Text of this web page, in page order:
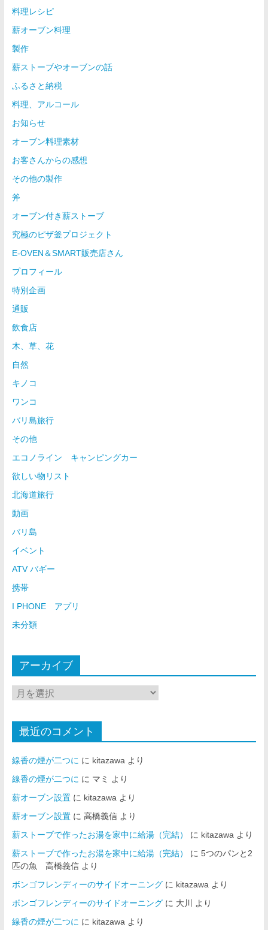
料理レシピ
薪オーブン料理
製作
薪ストーブやオーブンの話
ふるさと納税
料理、アルコール
お知らせ
オーブン料理素材
お客さんからの感想
その他の製作
斧
オーブン付き薪ストーブ
究極のピザ釜プロジェクト
E-OVEN＆SMART販売店さん
プロフィール
特別企画
通販
飲食店
木、草、花
自然
キノコ
ワンコ
バリ島旅行
その他
エコノライン キャンピングカー
欲しい物リスト
北海道旅行
動画
バリ島
イベント
ATV バギー
携帯
I PHONE アプリ
未分類
アーカイブ
最近のコメント
線香の煙が二つに に kitazawaより
線香の煙が二つに に マミ より
薪オーブン設置に kitazawaより
薪オーブン設置に 高橋義信より
薪ストーブで作ったお湯を家中に給湯（完結）
に kitazawaより
薪ストーブで作ったお湯を家中に給湯（完結）
に 5つのパンと2
匹の魚 高橋義信より
ボンゴフレンディーのサイドオーニングに kitazawaより
ボンゴフレンディーのサイドオーニングに 大川
より
線香の煙が二つに に kitazawaより